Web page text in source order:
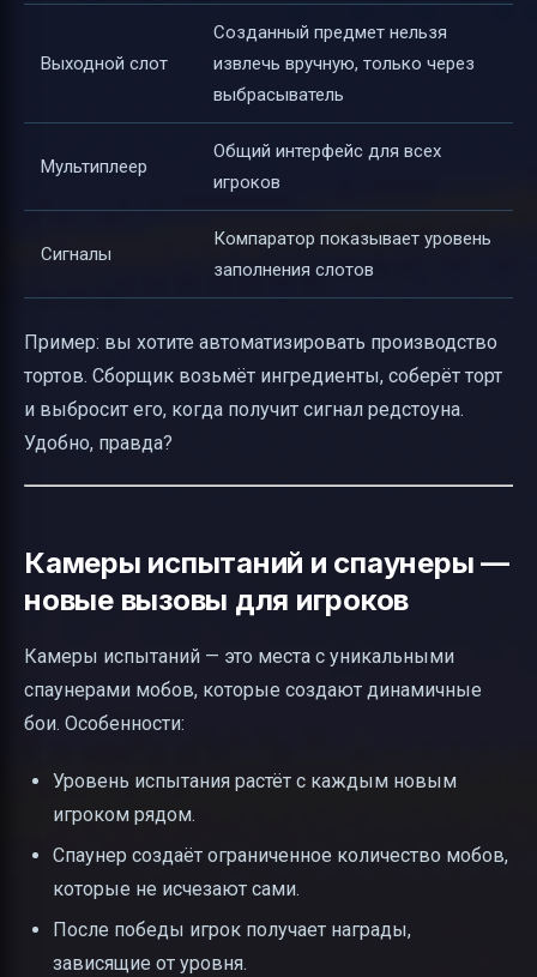
Выходной слот
Созданный предмет нельзя
извлечь вручную, только через
выбрасыватель
Мультиплеер
Общий интерфейс для всех
игроков
Сигналы
Компаратор показывает уровень
заполнения слотов
Пример: вы хотите автоматизировать производство
тортов. Сборщик возьмёт ингредиенты, соберёт торт
и выбросит его, когда получит сигнал редстоуна.
Удобно, правда?
Камеры испытаний и спаунеры —
новые вызовы для игроков
Камеры испытаний — это места с уникальными
спаунерами мобов, которые создают динамичные
бои. Особенности:
Уровень испытания растёт с каждым новым
игроком рядом.
Спаунер создаёт ограниченное количество мобов,
которые не исчезают сами.
После победы игрок получает награды,
зависящие от уровня.